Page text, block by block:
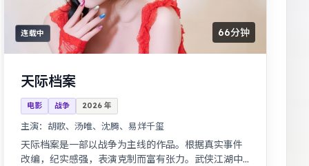
连载中 66分钟
天际档案
电影 战争 2026 年
主演： 胡歌、汤唯、沈腾、易烊千玺
天际档案是一部以战争为主线的作品。根据真实事件
改编，纪实感强，表演克制而富有张力。武侠江湖中